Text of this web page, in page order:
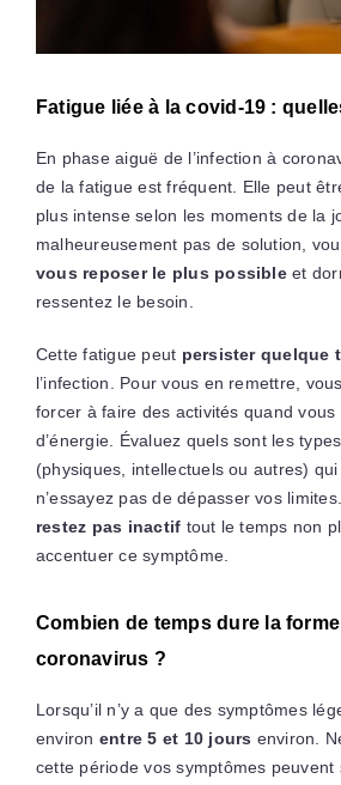
Fatigue liée à la covid-19 :
En phase aiguë de l’infection à
de la fatigue est fréquent. Elle peut
plus intense selon les moments de la
malheureusement pas de solution,
vous reposer le plus possibleet
ressentez le besoin.
Cette fatigue peut persister quelque
l’infection. Pour vous en remettre,
forcer à faire des activités quand vous
d’énergie. Évaluez quels sont les
(physiques, intellectuels ou autres)
n’essayez pas de dépasser vos
restez pas inactif tout le temps non
accentuer ce symptôme.
Combien de temps dure la
coronavirus ?
Lorsqu’il n’y a que des symptômes
environ entre 5 et 10 jours environ.
cette période vos symptômes peuvent